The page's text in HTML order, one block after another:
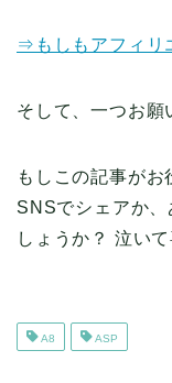
⇒もしもアフィリ
そして、一つお願
もしこの記事が
SNSでシェアか
しょうか？ 泣いて
A8 ASP